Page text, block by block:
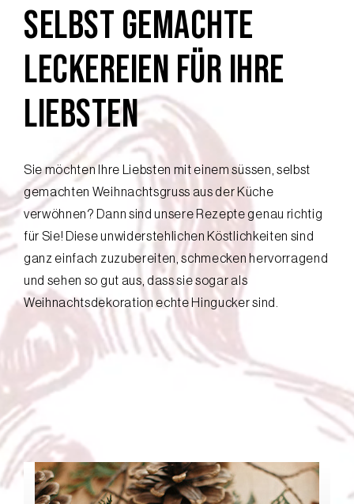
SELBST GEMACHTE
LECKEREIEN FÜR IHRE
LIEBSTEN
Sie möchten Ihre Liebsten mit einem süssen, selbst
gemachten Weihnachtsgruss aus der Küche
verwöhnen? Dann sind unsere Rezepte genau richtig
für Sie! Diese unwiderstehlichen Köstlichkeiten sind
ganz einfach zuzubereiten, schmecken hervorragend
und sehen so gut aus, dass sie sogar als
Weihnachtsdekoration echte Hingucker sind.